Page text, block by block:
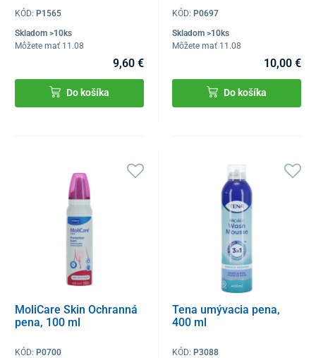
KÓD: P1565
Skladom >10ks
Môžete mať 11.08
9,60 €
Do košíka
KÓD:P0697
Skladom >10ks
Môžete mať 11.08
10,00 €
Do košíka
MoliCare Skin Ochranná
pena, 100 ml
KÓD: P0700
Tena umývacia pena,
400 ml
KÓD:P3088